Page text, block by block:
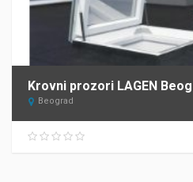
Beograd